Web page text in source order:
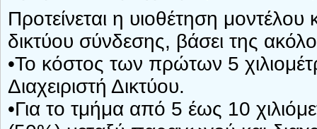
Προτείνεται η υιοθέτηση
δικτύου σύνδεσης, βάσει της
•Το κόστος των πρώτων 5
Διαχειριστή Δικτύου.
•Για το τμήμα από 5 έως 10